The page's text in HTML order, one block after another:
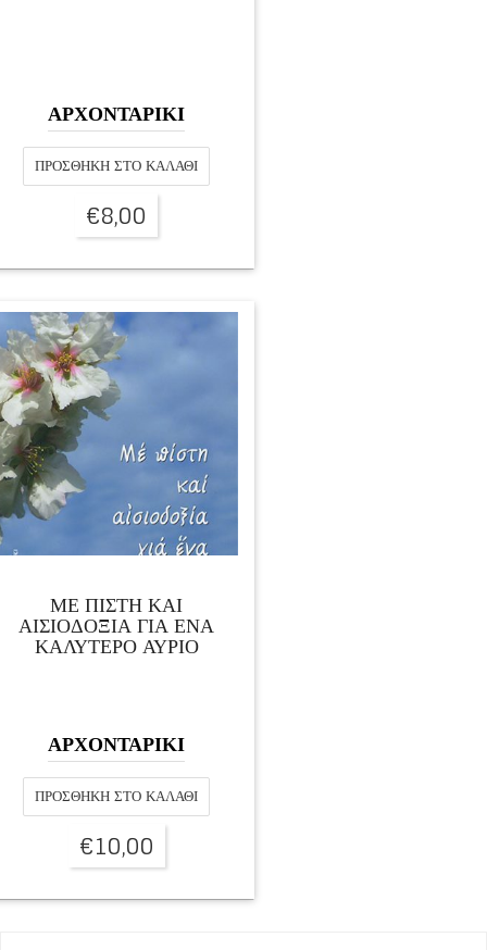
ΑΡΧΟΝΤΑΡΙΚΙ
ΠΡΟΣΘΉΚΗ ΣΤΟ ΚΑΛΆΘΙ
€8,00
ΜΕ ΠΙΣΤΗ ΚΑΙ
ΑΙΣΙΟΔΟΞΙΑ ΓΙΑ ΕΝΑ
ΚΑΛΥΤΕΡΟ ΑΥΡΙΟ
ΑΡΧΟΝΤΑΡΙΚΙ
ΠΡΟΣΘΉΚΗ ΣΤΟ ΚΑΛΆΘΙ
€10,00